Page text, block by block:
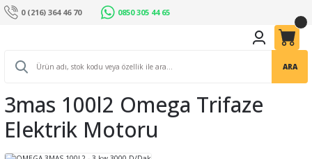
0 (216) 364 46 70 0850 305 44 65
ARA
3mas 100l2 Omega Trifaze
Elektrik Motoru